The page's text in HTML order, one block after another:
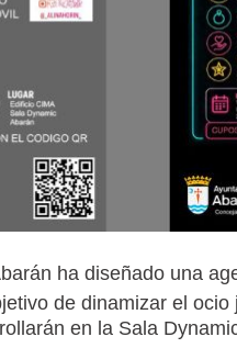
ha diseñado una
de dinamizar el
en la Sala